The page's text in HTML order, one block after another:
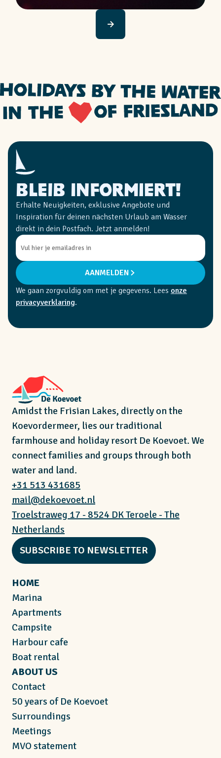
Bleib informiert!
Erhalte Neuigkeiten, exklusive Angebote und
Inspiration für deinen nächsten Urlaub am Wasser
direkt in dein Postfach. Jetzt anmelden!
AANMELDEN
We gaan zorgvuldig om met je gegevens. Lees onze
privacyverklaring.
Amidst the Frisian Lakes, directly on the
Koevordermeer, lies our traditional
farmhouse and holiday resort De Koevoet. We
connect families and groups through both
water and land.
+31 513 431685
mail@dekoevoet.nl
Troelstraweg 17 - 8524 DK Teroele - The
Netherlands
SUBSCRIBE TO NEWSLETTER
HOME
Marina
Apartments
Campsite
Harbour cafe
Boat rental
ABOUT US
Contact
50 years of De Koevoet
Surroundings
Meetings
MVO statement